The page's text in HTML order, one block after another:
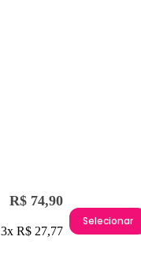
R$ 74,90
3x R$ 27,77
Selecionar